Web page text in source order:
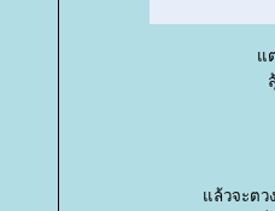
ต่
ล้วจะตวง